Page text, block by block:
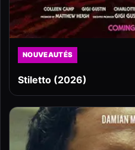
NOUVEAUTÉS
Stiletto (2026)